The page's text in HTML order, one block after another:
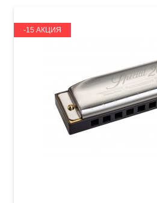
-15 АКЦИЯ